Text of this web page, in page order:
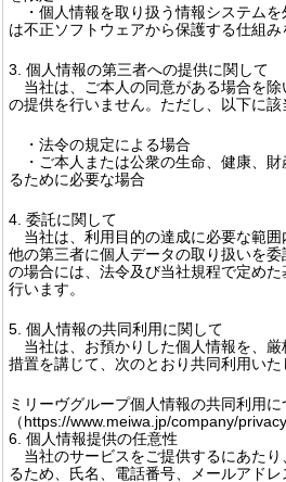
・個人情報を取り扱う情報システムを
は不正ソフトウェアから保護する仕組み
3. 個人情報の第三者への提供に関して
当社は、ご本人の同意がある場合を
の提供を行いません。ただし、以下に該
・法令の規定による場合
・ご本人または公衆の生命、健康、財
るために必要な場合
4. 委託に関して
当社は、利用目的の達成に必要な範
他の第三者に個人データの取り扱いを
の場合には、法令及び当社規程で定め
行います。
5. 個人情報の共同利用に関して
当社は、お預かりした個人情報を、
措置を講じて、次のとおり共同利用いた
ミリーヴグループ個人情報の共同利用に
（https://www.meiwa.jp/company/
6. 個人情報提供の任意性
当社のサービスをご提供するにあたり
るため、氏名、電話番号、メールアドレ